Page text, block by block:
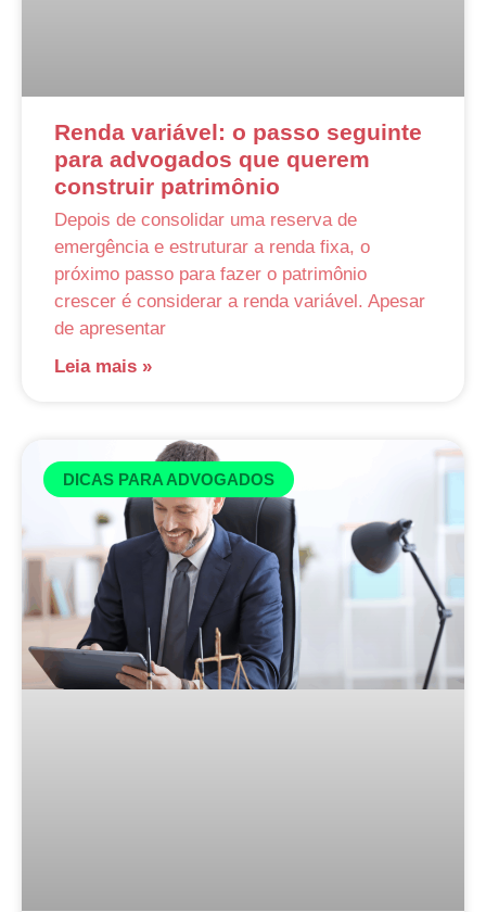
Renda variável: o passo seguinte
para advogados que querem
construir patrimônio
Depois de consolidar uma reserva de
emergência e estruturar a renda fixa, o
próximo passo para fazer o patrimônio
crescer é considerar a renda variável. Apesar
de apresentar
Leia mais »
DICAS PARA ADVOGADOS